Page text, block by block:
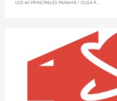
LOS 40 PRINCIPALES PANAMÁ/ OLGA REYNA